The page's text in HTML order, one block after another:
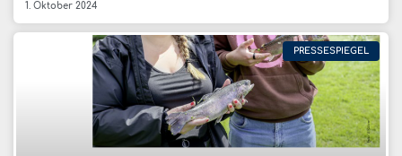
1. Oktober 2024
PRESSESPIEGEL